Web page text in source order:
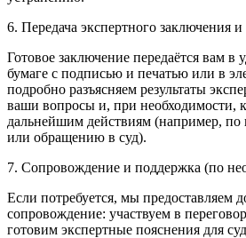
6. Передача экспертного заключения и
Готовое заключение передаётся вам
бумаге с подписью и печатью или в
подробно разъясняем результаты
ваши вопросы и, при необходимости,
дальнейшим действиям (например, по
или обращению в суд).
7. Сопровождение и поддержка (по
Если потребуется, мы предоставляем
сопровождение: участвуем в
готовим экспертные пояснения для